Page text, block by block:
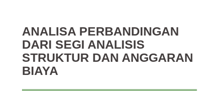
ANALISA PERBANDINGAN
DARI SEGI ANALISIS
STRUKTUR DAN ANGGARAN
BIAYA